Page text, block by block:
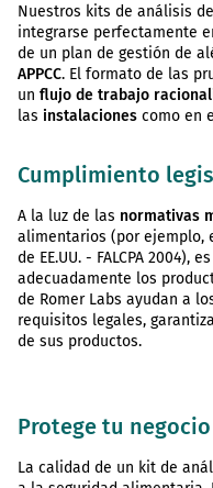
Nuestros kits de análisis
integrarse perfectamente
de un plan de gestión de
APPCC. El formato de las
un flujo de trabajo
las instalaciones como en
Cumplimiento
A la luz de las normativas
alimentarios (por ejemplo,
de EE.UU. - FALCPA 2004),
adecuadamente los
de Romer Labs ayudan a
requisitos legales,
de sus productos.
Protege tu
La calidad de un kit de